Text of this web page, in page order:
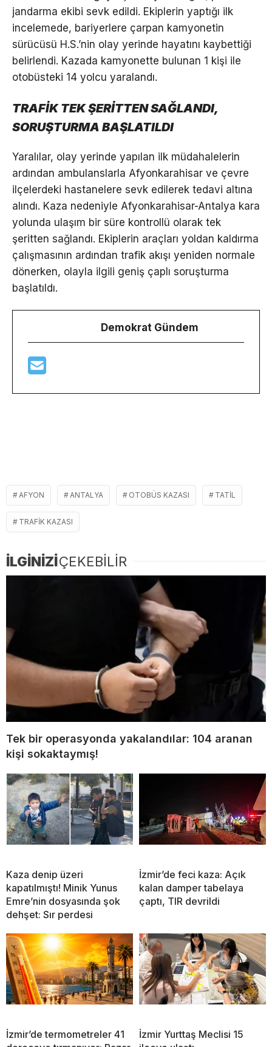
jandarma ekibi sevk edildi. Ekiplerin yaptığı ilk
incelemede, bariyerlere çarpan kamyonetin
sürücüsü H.S.’nin olay yerinde hayatını kaybettiği
belirlendi. Kazada kamyonette bulunan 1 kişi ile
otobüsteki 14 yolcu yaralandı.
TRAFİK TEK ŞERİTTEN SAĞLANDI,
SORUŞTURMA BAŞLATILDI
Yaralılar, olay yerinde yapılan ilk müdahalelerin
ardından ambulanslarla Afyonkarahisar ve çevre
ilçelerdeki hastanelere sevk edilerek tedavi altına
alındı. Kaza nedeniyle Afyonkarahisar-Antalya kara
yolunda ulaşım bir süre kontrollü olarak tek
şeritten sağlandı. Ekiplerin araçları yoldan kaldırma
çalışmasının ardından trafik akışı yeniden normale
dönerken, olayla ilgili geniş çaplı soruşturma
başlatıldı.
Demokrat Gündem
AFYON ANTALYA OTOBÜS KAZASI TATIL
TRAFIK KAZASI
İLGİNİZİÇEKEBİLİR
Tek bir operasyonda yakalandılar: 104 aranan
kişi sokaktaymış!
Kaza denip üzeri
kapatılmıştı! Minik Yunus
Emre’nin dosyasında şok
dehşet: Sır perdesi
İzmir’de feci kaza: Açık
kalan damper tabelaya
çaptı, TIR devrildi
İzmir’de termometreler 41
İzmir Yurttaş Meclisi 15